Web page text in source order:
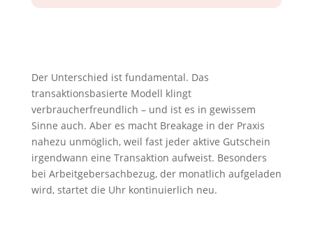
Der Unterschied ist fundamental. Das
transaktionsbasierte Modell klingt
verbraucherfreundlich – und ist es in gewissem
Sinne auch. Aber es macht Breakage in der Praxis
nahezu unmöglich, weil fast jeder aktive Gutschein
irgendwann eine Transaktion aufweist. Besonders
bei Arbeitgebersachbezug, der monatlich aufgeladen
wird, startet die Uhr kontinuierlich neu.